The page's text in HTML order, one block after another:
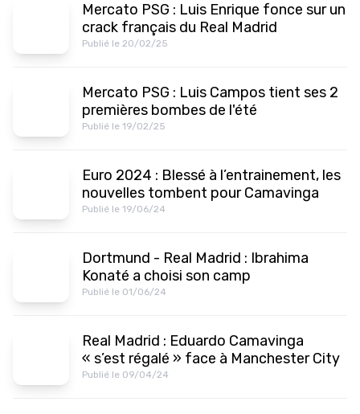
Mercato PSG : Luis Enrique fonce sur un
crack français du Real Madrid
Publié le 20/02/25
Mercato PSG : Luis Campos tient ses 2
premières bombes de l'été
Publié le 19/02/25
Euro 2024 : Blessé à l’entrainement, les
nouvelles tombent pour Camavinga
Publié le 19/06/24
Dortmund - Real Madrid : Ibrahima
Konaté a choisi son camp
Publié le 01/06/24
Real Madrid : Eduardo Camavinga
« s’est régalé » face à Manchester City
Publié le 09/04/24